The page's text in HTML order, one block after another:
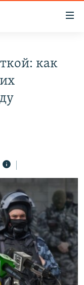
как